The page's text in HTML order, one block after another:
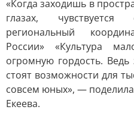
«Когда заходишь в
глазах,
региональный
России» «Культура
огромную гордость.
стоят возможности для
совсем юных», —
Екеева.